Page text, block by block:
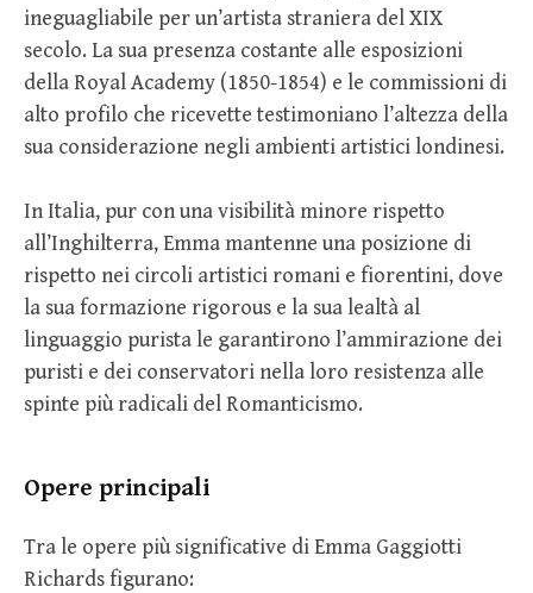
ineguagliabile per un’artista straniera del XIX
secolo. La sua presenza costante alle esposizioni
della Royal Academy (1850-1854) e le commissioni di
alto profilo che ricevette testimoniano l’altezza della
sua considerazione negli ambienti artistici londinesi.
In Italia, pur con una visibilità minore rispetto
all’Inghilterra, Emma mantenne una posizione di
rispetto nei circoli artistici romani e fiorentini, dove
la sua formazione rigorous e la sua lealtà al
linguaggio purista le garantirono l’ammirazione dei
puristi e dei conservatori nella loro resistenza alle
spinte più radicali del Romanticismo.
Opere principali
Tra le opere più significative di Emma Gaggiotti
Richards figurano: